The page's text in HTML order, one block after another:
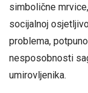
simbolične
socijalnoj
problema,
nesposobnosti
umirovljenika.